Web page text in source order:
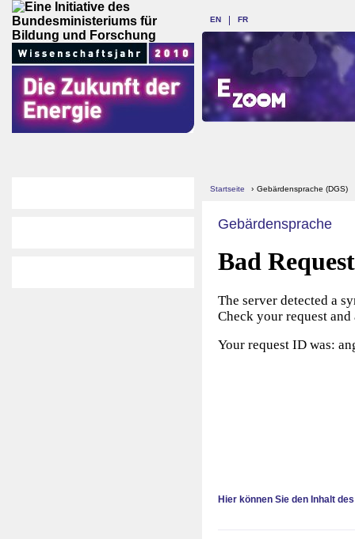
EN FR
Startseite › Gebärdensprache (DGS)
Gebärdensprache
Hier können Sie den Inhalt